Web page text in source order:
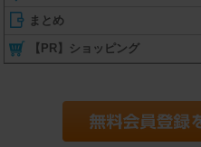
まとめ
【PR】ショッピング